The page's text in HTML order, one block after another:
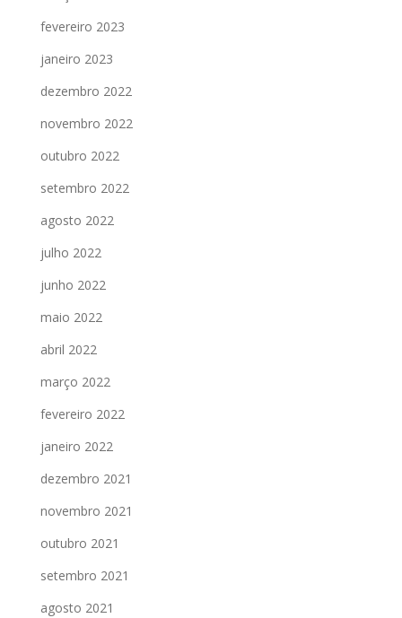
fevereiro 2023
janeiro 2023
dezembro 2022
novembro 2022
outubro 2022
setembro 2022
agosto 2022
julho 2022
junho 2022
maio 2022
abril 2022
março 2022
fevereiro 2022
janeiro 2022
dezembro 2021
novembro 2021
outubro 2021
setembro 2021
agosto 2021